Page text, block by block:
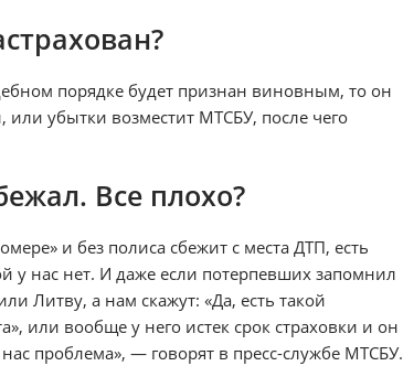
порядке будет признан виновным, то он
убытки возместит МТСБУ, после чего
Все плохо?
и без полиса сбежит с места ДТП, есть
у нас нет. И даже если потерпевших запомнил
Литву, а нам скажут: «Да, есть такой
или вообще у него истек срок страховки и он
проблема», — говорят в пресс-службе МТСБУ.